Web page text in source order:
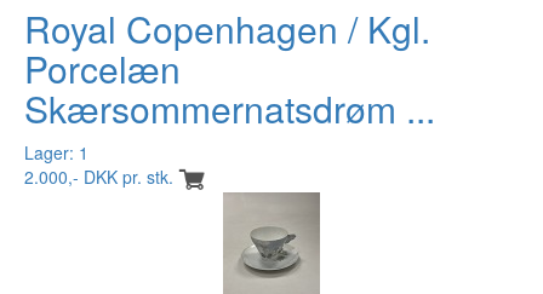
Royal Copenhagen / Kgl.
Porcelæn
Skærsommernatsdrøm ...
Lager: 1
2.000,- DKK pr. stk.